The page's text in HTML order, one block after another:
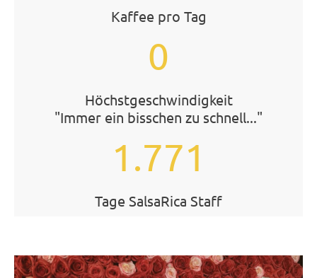
Kaffee pro Tag
0
Höchstgeschwindigkeit
"Immer ein bisschen zu schnell..."
1.771
Tage SalsaRica Staff